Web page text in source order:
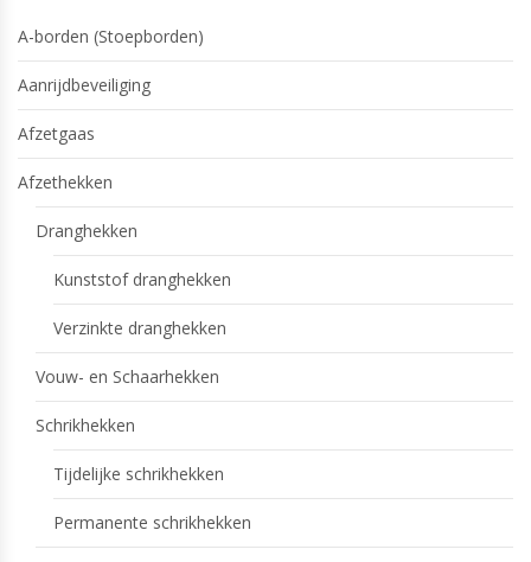
A-borden (Stoepborden)
Aanrijdbeveiliging
Afzetgaas
Afzethekken
Dranghekken
Kunststof dranghekken
Verzinkte dranghekken
Vouw- en Schaarhekken
Schrikhekken
Tijdelijke schrikhekken
Permanente schrikhekken